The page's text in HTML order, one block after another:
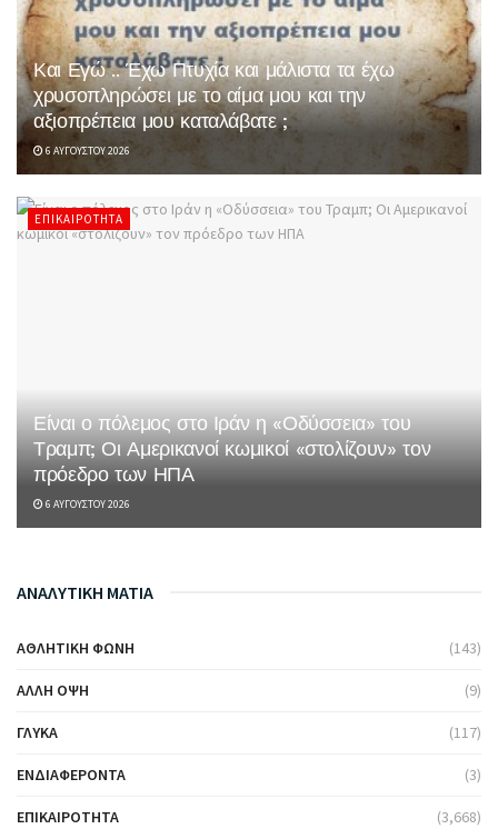
Και Εγώ .. Έχω Πτυχία και μάλιστα τα έχω
χρυσοπληρώσει με το αίμα μου και την
αξιοπρέπεια μου καταλάβατε ;
6 ΑΥΓΟΎΣΤΟΥ 2026
ΕΠΙΚΑΙΡΌΤΗΤΑ
Είναι ο πόλεμος στο Ιράν η «Οδύσσεια» του
Τραμπ; Οι Αμερικανοί κωμικοί «στολίζουν» τον
πρόεδρο των ΗΠΑ
6 ΑΥΓΟΎΣΤΟΥ 2026
ΑΝΑΛΥΤΙΚΗ ΜΑΤΙΑ
ΑΘΛΗΤΙΚΉ ΦΩΝΉ (143)
ΆΛΛΗ ΌΨΗ (9)
ΓΛΥΚΆ (117)
ΕΝΔΙΑΦΈΡΟΝΤΑ (3)
ΕΠΙΚΑΙΡΌΤΗΤΑ (3,668)